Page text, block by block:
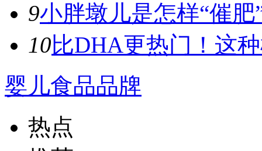
9小胖墩儿是怎样“催
10比DHA更热门！这
婴儿食品品牌
热点